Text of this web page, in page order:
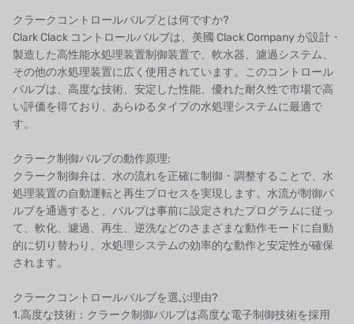
クラークコントロールバルブとは何ですか?
Clark Clack コントロールバルブは、美國 Clack Company が設計・
製造した高性能水処理装置制御装置で、軟水器、濾過システム、
その他の水処理装置に広く使用されています。このコントロール
バルブは、高度な技術、安定した性能、優れた耐久性で市場で高
い評価を得ており、あらゆるタイプの水処理システムに最適で
す。
クラーク制御バルブの動作原理:
クラーク制御弁は、水の流れを正確に制御・調整することで、水
処理装置の自動運転と再生プロセスを実現します。水流が制御バ
ルブを通過すると、バルブは事前に設定されたプログラムに従っ
て、軟化、濾過、再生、逆洗などのさまざまな動作モードに自動
的に切り替わり、水処理システムの効率的な動作と安定性が確保
されます。
クラークコントロールバルブを選ぶ理由?
1.高度な技術：クラーク制御バルブは高度な電子制御技術を採用